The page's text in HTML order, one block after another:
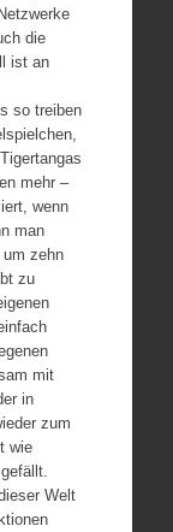
die
ist an
so treiben
mehr –
wenn
man
zehn
zu
mit
in
zum
wie
Welt